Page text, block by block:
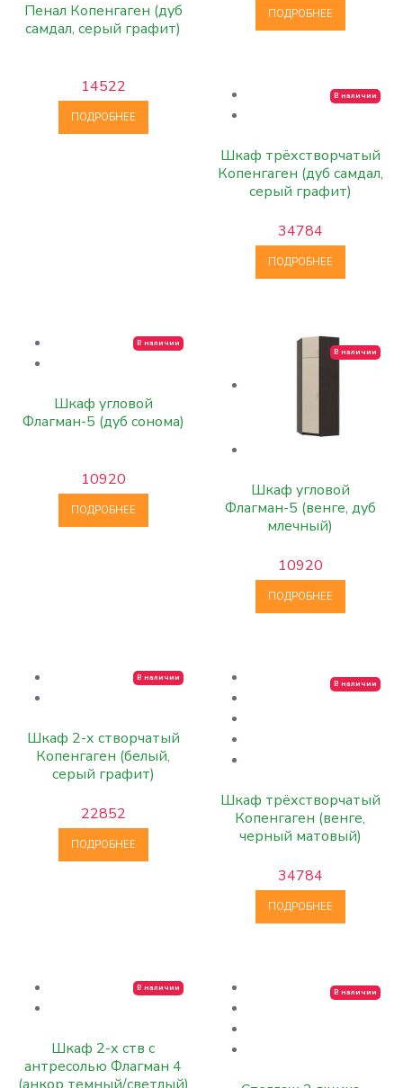
Пенал Копенгаген (дуб
самдал, серый графит)
14522
ПОДРОБНЕЕ
ПОДРОБНЕЕ
В наличии
Шкаф трёхстворчатый
Копенгаген (дуб самдал,
серый графит)
34784
ПОДРОБНЕЕ
В наличии
Шкаф угловой
Флагман-5 (дуб сонома)
10920
ПОДРОБНЕЕ
В наличии
Шкаф угловой
Флагман-5 (венге, дуб
млечный)
10920
ПОДРОБНЕЕ
В наличии
Шкаф 2-х створчатый
Копенгаген (белый,
серый графит)
22852
ПОДРОБНЕЕ
В наличии
Шкаф трёхстворчатый
Копенгаген (венге,
черный матовый)
34784
ПОДРОБНЕЕ
В наличии
Шкаф 2-х ств с
антресолью Флагман 4
В наличии